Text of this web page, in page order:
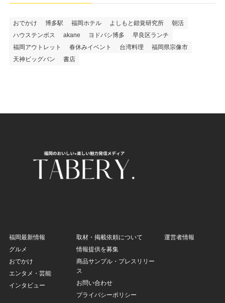
おでかけ 博多駅 福岡ホテル よしもと錯覚研究所
朝活
ハウステンボス
akane ヨドバシ博多
早良区ランチ
福岡アウトレット
春休みイベント 台湾料理
福岡県宗像市
天神ビッグバン
書店
福岡最新情報
グルメ
おでかけ
エンタメ・芸能
インタビュー
取材・掲載依頼について
情報提供を募集
商品サンプル・プレスリリー
ス
お問い合わせ
プライバシーポリシー
運営者情報